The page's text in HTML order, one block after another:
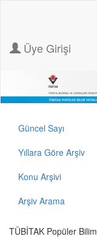
Üye Girişi
Güncel Sayı
Yıllara Göre Arşiv
Konu Arşivi
Arşiv Arama
TÜBİTAK Popüler